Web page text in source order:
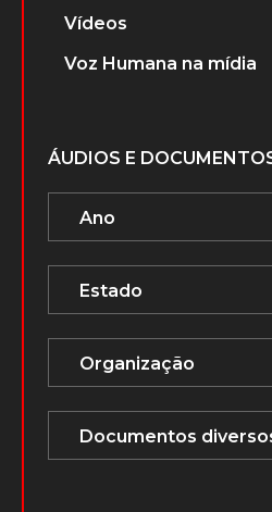
Vídeos
Voz Humana na mídia
ÁUDIOS E